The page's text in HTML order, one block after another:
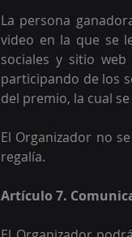
La persona
video en la que se
sociales y sitio
participando de los
del premio, la cual
El Organizador no
regalía.
Artículo 7.